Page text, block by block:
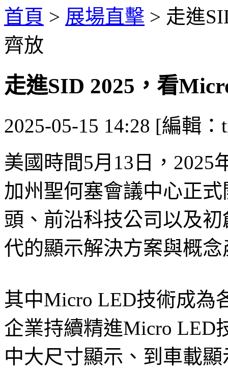
首頁 > 展場直擊 > 走進
齊放
走進SID 2025，看
2025-05-15 14:28 [編輯：
美國時間5月13日，2025
加州聖何塞會議中心正
頭、前沿科技公司以及
代的顯示解決方案與概念
其中Micro LED技術成為
企業持續精進Micro LED
中大尺寸顯示、到車載